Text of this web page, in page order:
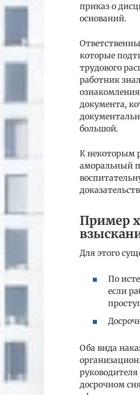
приказ о
оснований.
которые
трудового
работник
документа,
большой.
К некоторым
аморальный
Пример
Для этого
По
если
Оба вида
досрочном